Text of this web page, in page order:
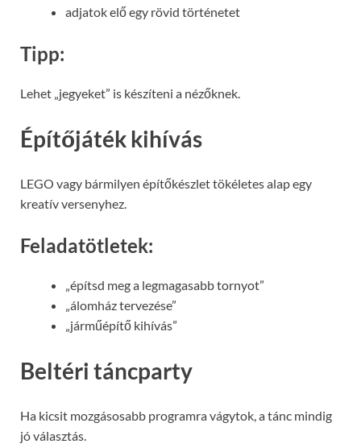
adjatok elő egy rövid történetet
Tipp:
Lehet „jegyeket” is készíteni a nézőknek.
Építőjáték kihívás
LEGO vagy bármilyen építőkészlet tökéletes alap egy
kreatív versenyhez.
Feladatötletek:
„építsd meg a legmagasabb tornyot”
„álomház tervezése”
„járműépítő kihívás”
Beltéri táncparty
Ha kicsit mozgásosabb programra vágytok, a tánc mindig
jó választás.